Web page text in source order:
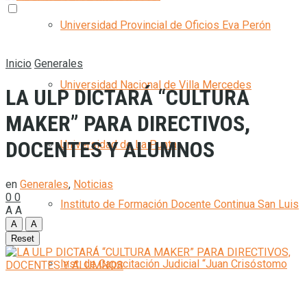
Universidad Provincial de Oficios Eva Perón
Universidad Nacional de Villa Mercedes
Universidad de La Punta
Instituto de Formación Docente Continua San Luis
Inst. de Capacitación Judicial “Juan Crisóstomo
Inicio Generales
LA ULP DICTARÁ “CULTURA
MAKER” PARA DIRECTIVOS,
DOCENTES Y ALUMNOS
en Generales, Noticias
0 0
A A
A
A
Reset